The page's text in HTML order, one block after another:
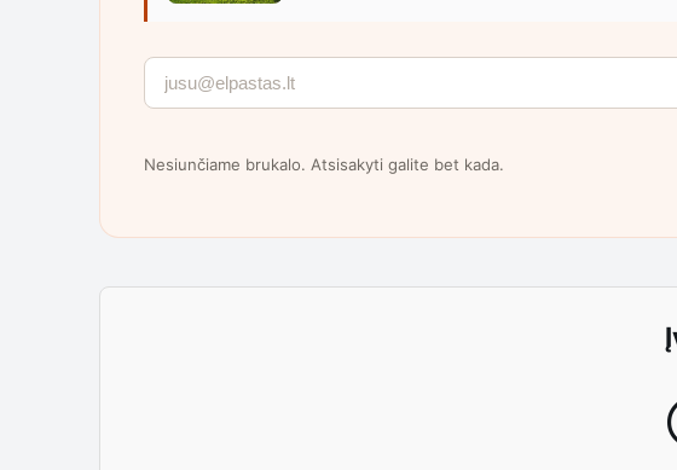
Nesiunčiame brukalo. Atsisakyti galite bet kada.